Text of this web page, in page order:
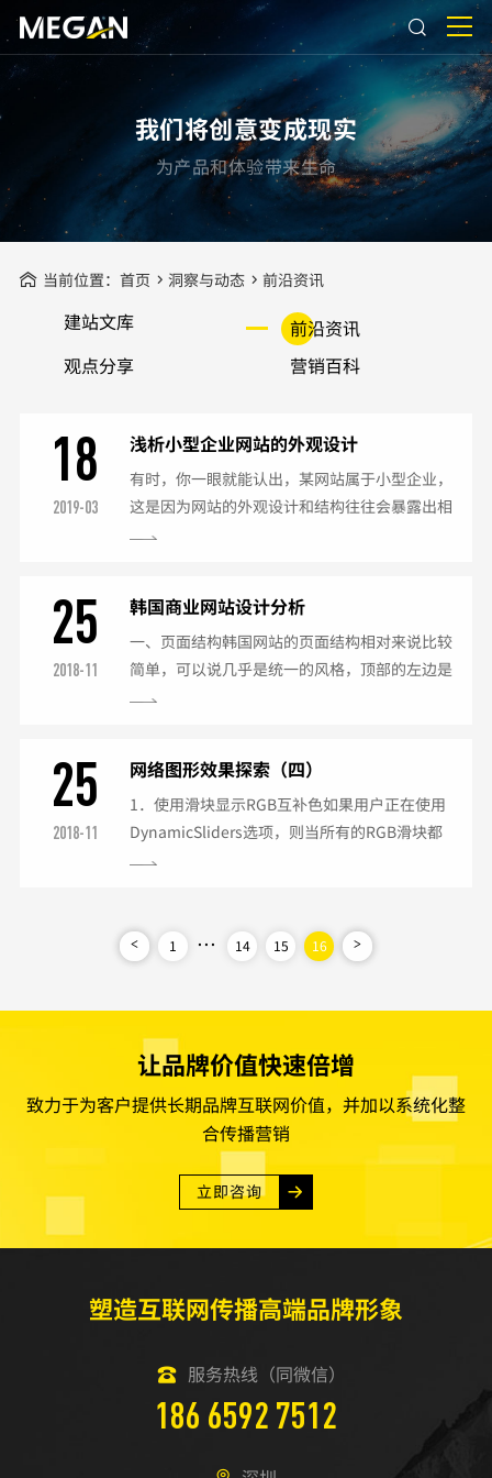
我们将创意变成现实
为产品和体验带来生命
当前位置： 首页 洞察与动态 前沿资讯
建站文库
前沿资讯
观点分享
营销百科
18
2019-03
浅析小型企业网站的外观设计
有时，你一眼就能认出，某网站属于小型企业，
这是因为网站的外观设计和结构往往会暴露出相
关信息，例如：怪异的字体，主页内容只有一
希望在网上取得丰厚收益的小企业来说，有许多
问题需要考虑，这些问题的核心就是：给访问者
以信心！通过网络与你的公司做生意，需要取得
每个第一次来访者的信任，他们对你的了解是从
25
2018-11
韩国商业网站设计分析
一、页面结构韩国网站的页面结构相对来说比较
简单，可以说几乎是统一的风格，顶部的左边是
网站的logo，右边就是它的导航栏，和国内网站
下面是个大大的Flash条，再往下就是各个小栏
目的主要内容，如图所示：二、色彩运用韩国设
计师很多都是科班出生，对色彩的运用非常得
当，在我们看来有些非常难看的颜色到了他们的
25
2018-11
网络图形效果探索（四）
1．使用滑块显示RGB互补色如果用户正在使用
DynamicSliders选项，则当所有的RGB滑块都
设置为255的时候，用户将会在每一个滑块上都
则显示从白色转变到黄色。为什么滑块会改变颜
色呢？PhotoShop的设计者正是在聪明地提醒用
< 1 ... 14 15 16 >
让品牌价值快速倍增
致力于为客户提供长期品牌互联网价值，并加以系统化整
合传播营销
立即咨询
塑造互联网传播高端品牌形象
服务热线（同微信）
186 6592 7512